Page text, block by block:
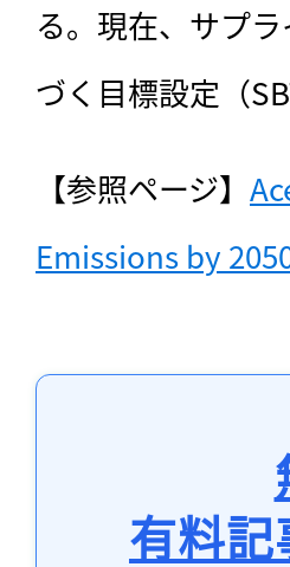
る。現在、サプ
づく目標設定（
【参照ページ】
Emissions by
有料